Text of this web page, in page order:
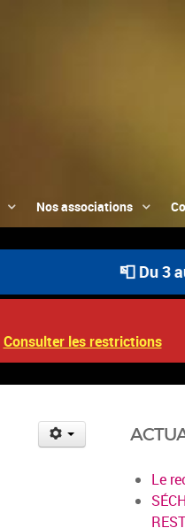
Nos associations
📮 Du 3 au
Consulter les restrictions
Le